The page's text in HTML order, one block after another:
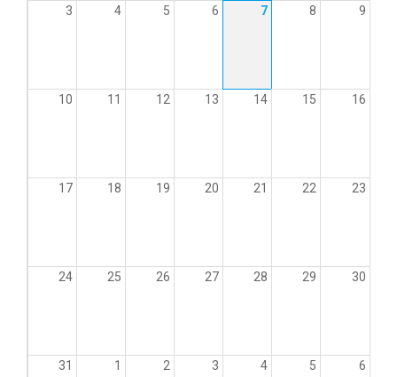
3 4 5 6 7 8 9
10 11 12 13 14 15 16
17 18 19 20 21 22 23
24 25 26 27 28 29 30
31 1 2 3 4 5 6